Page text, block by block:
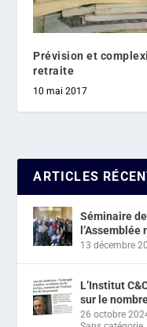
Prévision et
retraite
10 mai 2017
ARTICLES
Séminaire
13 décembre
L’Institut
sur le
26 octobre